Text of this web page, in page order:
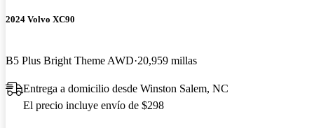
2024 Volvo XC90
B5 Plus Bright Theme AWD 20,959 millas
Entrega a domicilio desde Winston Salem, NC
El precio incluye envío de $298